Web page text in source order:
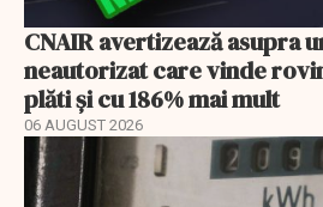
CNAIR avertizează asupra
neautorizat care vinde
plăti și cu 186% mai mult
06 AUGUST 2026